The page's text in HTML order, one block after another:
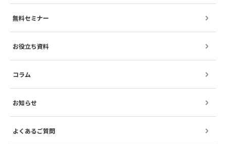
無料セミナー
お役立ち資料
コラム
お知らせ
よくあるご質問